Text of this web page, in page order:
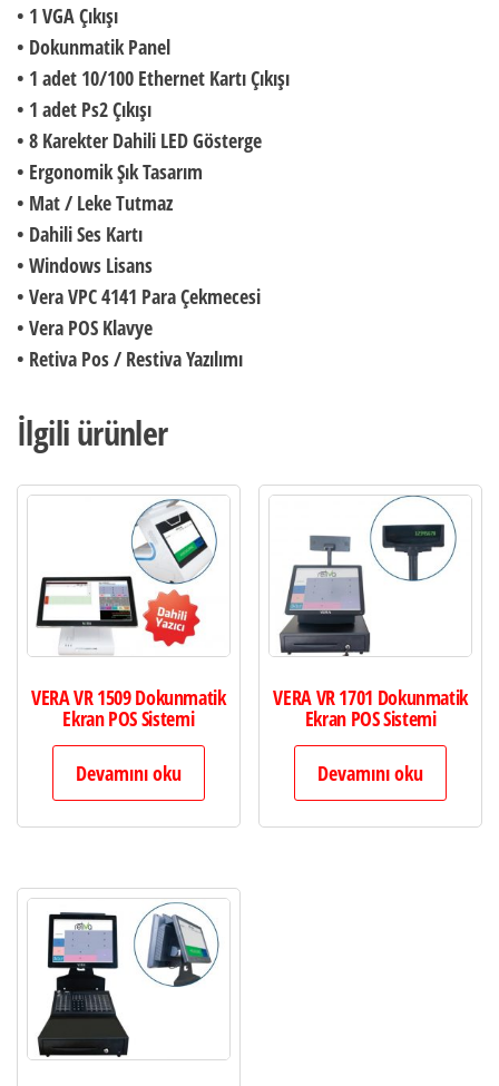
• 1 VGA Çıkışı
• Dokunmatik Panel
• 1 adet 10/100 Ethernet Kartı Çıkışı
• 1 adet Ps2 Çıkışı
• 8 Karekter Dahili LED Gösterge
• Ergonomik Şık Tasarım
• Mat / Leke Tutmaz
• Dahili Ses Kartı
• Windows Lisans
• Vera VPC 4141 Para Çekmecesi
• Vera POS Klavye
• Retiva Pos / Restiva Yazılımı
İlgili ürünler
VERA VR 1509 Dokunmatik
Ekran POS Sistemi
Devamını oku
VERA VR 1701 Dokunmatik
Ekran POS Sistemi
Devamını oku